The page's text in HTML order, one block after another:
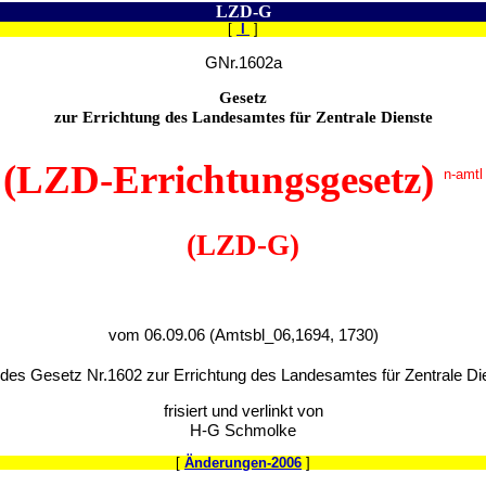
LZD-G
[ ]
GNr.1602a
Gesetz
zur Errichtung des Landesamtes für Zentrale Dienste
(LZD-Errichtungsgesetz) n-amtl
(LZD-G)
vom 06.09.06 (Amtsbl_06,1694, 1730)
Gesetz Nr.1602 zur Errichtung des Landesamtes für Zentrale
frisiert und verlinkt von
H-G Schmolke
[ Änderungen-2006 ]